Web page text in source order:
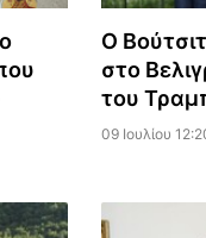
Ο
στο
του
09 Ιουλίου